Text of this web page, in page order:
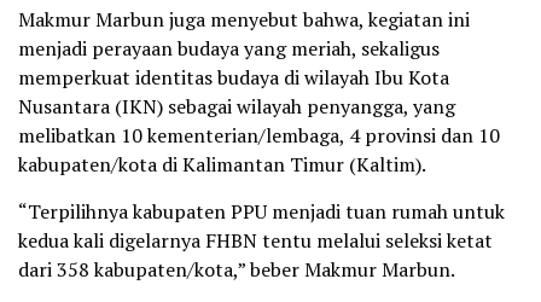
Makmur Marbun juga menyebut bahwa, kegiatan ini
menjadi perayaan budaya yang meriah, sekaligus
memperkuat identitas budaya di wilayah Ibu Kota
Nusantara (IKN) sebagai wilayah penyangga, yang
melibatkan 10 kementerian/lembaga, 4 provinsi dan 10
kabupaten/kota di Kalimantan Timur (Kaltim).
“Terpilihnya kabupaten PPU menjadi tuan rumah untuk
kedua kali digelarnya FHBN tentu melalui seleksi ketat
dari 358 kabupaten/kota,” beber Makmur Marbun.